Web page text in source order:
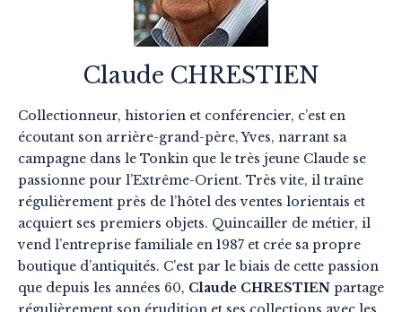
Claude CHRESTIEN
Collectionneur, historien et conférencier, c’est en
écoutant son arrière-grand-père, Yves, narrant sa
campagne dans le Tonkin que le très jeune Claude se
passionne pour l’Extrême-Orient. Très vite, il traîne
régulièrement près de l’hôtel des ventes lorientais et
acquiert ses premiers objets. Quincailler de métier, il
vend l’entreprise familiale en 1987 et crée sa propre
boutique d’antiquités. C’est par le biais de cette passion
que depuis les années 60, Claude CHRESTIEN partage